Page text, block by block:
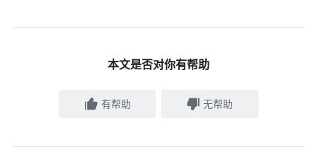
本文是否对你有帮助
有帮助 无帮助